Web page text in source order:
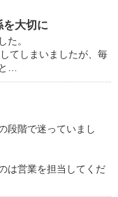
を大切に
た。
てしまいましたが、毎
…
段階で迷っていまし
は営業を担当してくだ